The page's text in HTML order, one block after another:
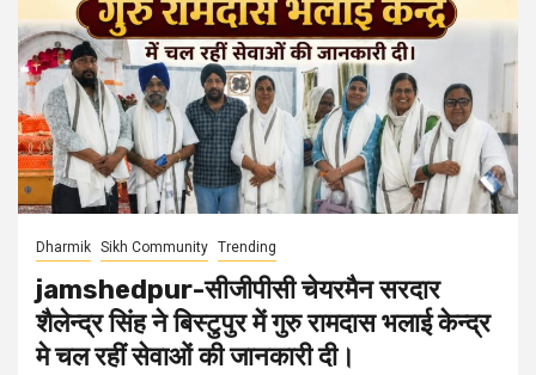
Dharmik Sikh Community Trending
jamshedpur-सीजीपीसी चेयरमैन सरदार
शैलेन्द्र सिंह ने बिस्टुपुर में गुरु रामदास भलाई केन्द्र
मे चल रहीं सेवाओं की जानकारी दी।